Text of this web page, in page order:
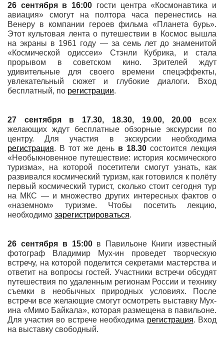
26 сентября в 16:00 гости центра «Космонавтика и
авиация» смогут на полтора часа перенестись на
Венеру в компании героев фильма «Планета бурь».
Этот культовая лента о путешествии в Космос вышла
на экраны в 1961 году — за семь лет до знаменитой
«Космической одиссеи» Стэнли Кубрика, и стала
прорывом в советском кино. Зрителей ждут
удивительные для своего времени спецэффекты,
увлекательный сюжет и глубокие диалоги. Вход
бесплатный, по регистрации.
27 сентября в 17.30, 18.30, 19.00, 20.00 всех
желающих ждут бесплатные обзорные экскурсии по
центру. Для участия в экскурсии необходима
регистрация. В тот же день в 18.30 состоится лекция
«Необыкновенное путешествие: история космического
туризма», на которой посетители смогут узнать, как
развивался космический туризм, как готовился к полёту
первый космический турист, сколько стоит сегодня тур
на МКС — и множество других интересных фактов о
«наземном» туризме. Чтобы посетить лекцию,
необходимо зарегистрироваться.
26 сентября в 15:00в Павильоне Книги известный
фотограф Владимир Мух-ин проведет творческую
встречу, на которой поделится секретами мастерства и
ответит на вопросы гостей. Участники встречи обсудят
путешествия по удаленным регионам России и технику
съемки в необычных природных условиях. После
встречи все желающие смогут осмотреть выставку Мух-
ина «Мимо Байкала», которая размещена в павильоне.
Для участия во встрече необходима регистрация. Вход
на выставку свободный.